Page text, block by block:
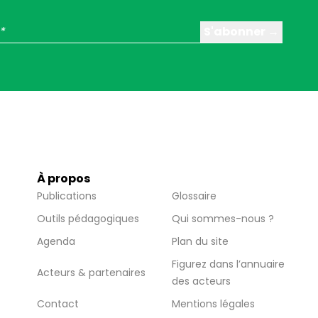
À propos
Publications
Glossaire
Outils pédagogiques
Qui sommes-nous ?
Agenda
Plan du site
Acteurs & partenaires
Figurez dans l’annuaire
des acteurs
Contact
Mentions légales